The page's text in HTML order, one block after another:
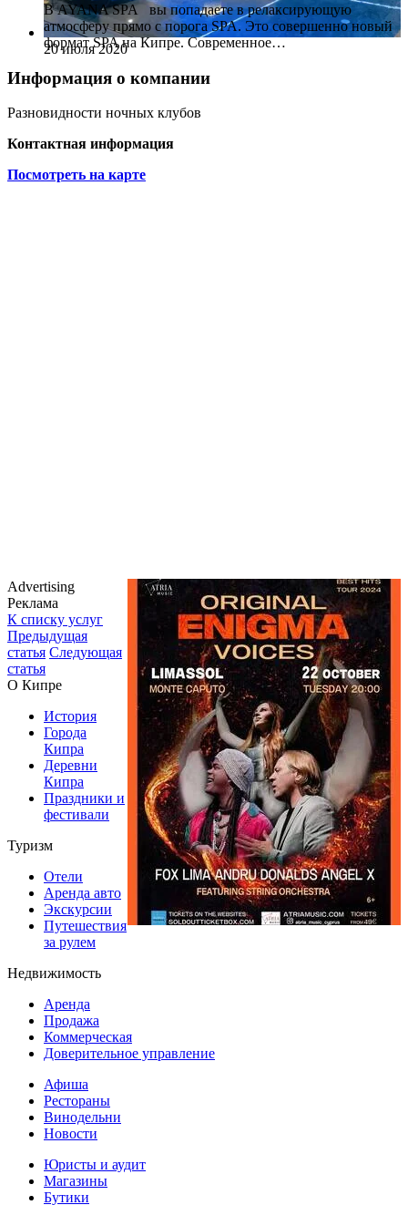
20 июля 2020
В AYANA SPA вы попадаете в релаксирующую
атмосферу прямо с порога SPA. Это совершенно новый
формат SPA на Кипре. Современное…
Информация о компании
Разновидности ночных клубов
Контактная информация
Посмотреть на карте
Advertising
Реклама
К списку услуг
Предыдущая
статья Следующая
статья
О Кипре
История
Города
Кипра
Деревни
Кипра
Праздники и
фестивали
Туризм
Отели
Аренда авто
Экскурсии
Путешествия
за рулем
Недвижимость
Аренда
Продажа
Коммерческая
Доверительное управление
Афиша
Рестораны
Винодельни
Новости
Юристы и аудит
Магазины
Бутики